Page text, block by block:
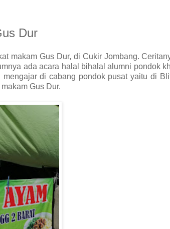
Dur
makam Gus Dur, di Cukir Jombang.
ada acara halal bihalal alumni pondok
di cabang pondok pusat yaitu di
Gus Dur.